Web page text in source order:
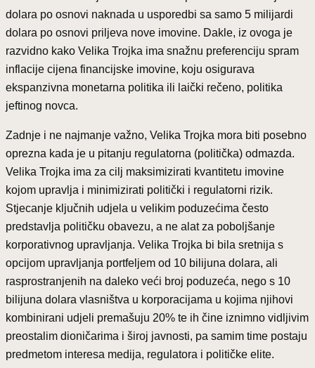
dolara po osnovi naknada u usporedbi sa samo 5 milijardi
dolara po osnovi priljeva nove imovine. Dakle, iz ovoga je
razvidno kako Velika Trojka ima snažnu preferenciju spram
inflacije cijena financijske imovine, koju osigurava
ekspanzivna monetarna politika ili laički rečeno, politika
jeftinog novca.
Zadnje i ne najmanje važno, Velika Trojka mora biti posebno
oprezna kada je u pitanju regulatorna (politička) odmazda.
Velika Trojka ima za cilj maksimizirati kvantitetu imovine
kojom upravlja i minimizirati politički i regulatorni rizik.
Stjecanje ključnih udjela u velikim poduzećima često
predstavlja političku obavezu, a ne alat za poboljšanje
korporativnog upravljanja. Velika Trojka bi bila sretnija s
opcijom upravljanja portfeljem od 10 bilijuna dolara, ali
rasprostranjenih na daleko veći broj poduzeća, nego s 10
bilijuna dolara vlasništva u korporacijama u kojima njihovi
kombinirani udjeli premašuju 20% te ih čine iznimno vidljivim
preostalim dioničarima i široj javnosti, pa samim time postaju
predmetom interesa medija, regulatora i političke elite.